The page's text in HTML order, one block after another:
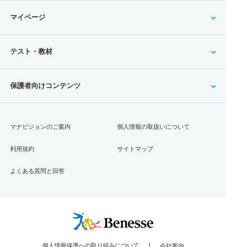
マイページ
テスト・教材
保護者向けコンテンツ
マナビジョンのご案内
利用規約
よくある質問と回答
個人情報の取扱いについて
サイトマップ